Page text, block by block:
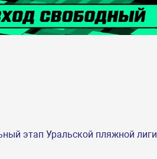
этап Уральской пляжной лиги